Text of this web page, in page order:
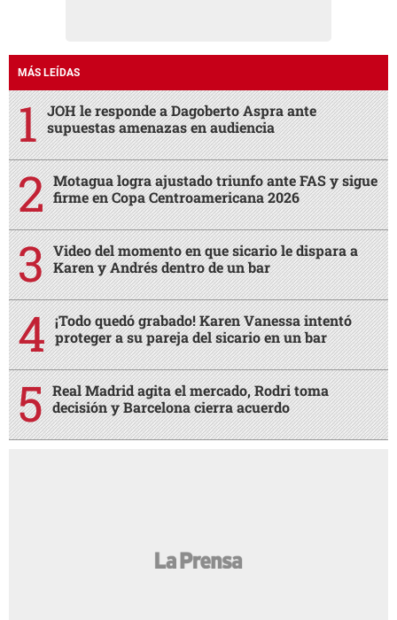
MÁS LEÍDAS
JOH le responde a Dagoberto Aspra ante
supuestas amenazas en audiencia
Motagua logra ajustado triunfo ante FAS y sigue
firme en Copa Centroamericana 2026
Video del momento en que sicario le dispara a
Karen y Andrés dentro de un bar
¡Todo quedó grabado! Karen Vanessa intentó
proteger a su pareja del sicario en un bar
Real Madrid agita el mercado, Rodri toma
decisión y Barcelona cierra acuerdo